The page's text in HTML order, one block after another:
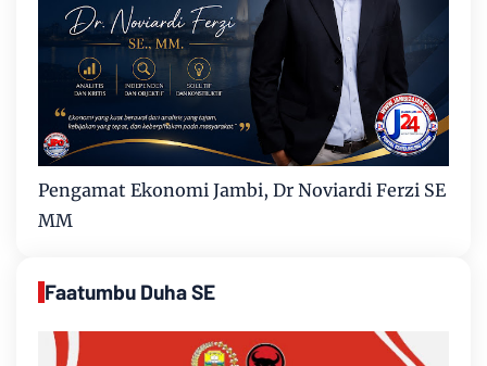
Pengamat Ekonomi Jambi, Dr Noviardi Ferzi SE
MM
Faatumbu Duha SE